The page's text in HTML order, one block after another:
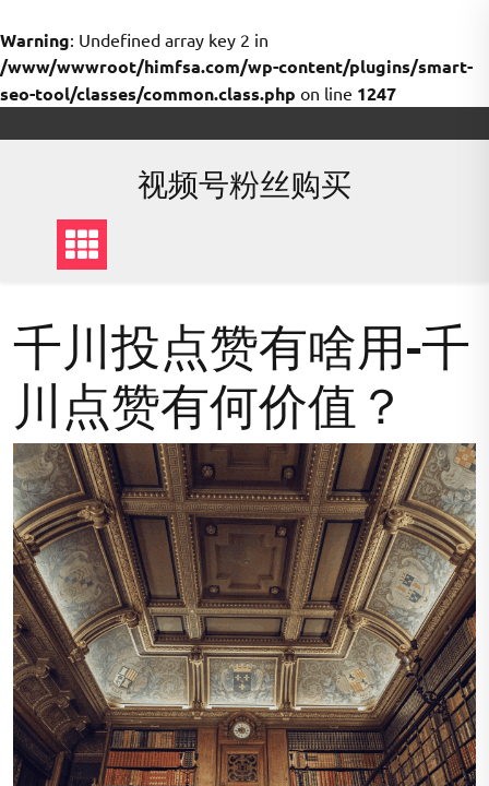
Warning: Undefined array key 2 in
/www/wwwroot/himfsa.com/wp-content/plugins/smart-
seo-tool/classes/common.class.php on line 1247
to
视频号粉丝购买
千川投点赞有啥用-千
川点赞有何价值？